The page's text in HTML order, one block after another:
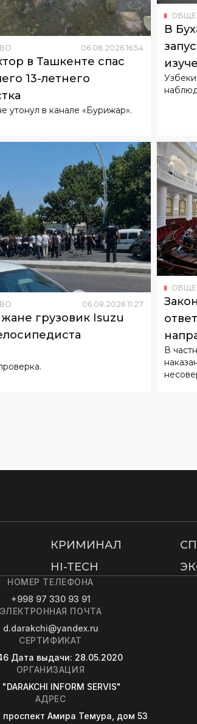
06.08.2026 16:54
в Ташкенте спас
13-летнего
утонул в канале «Бурижар».
В
06.08.2026 11:27
грузовик Isuzu
В
КРИМИНАЛ
HI-TECH
НОМЕР ТЕЛЕФОНА
+998 97 330 93 91
ЭЛЕКТРОННАЯ ПОЧТА
d.darakchi@yandex.ru
СЕРТИФИКАТ
Дата выдачи: 28.05.2020
ОРГАНИЗАЦИЯ
"DARAKCHI INFORM SERVIS"
АДРЕС
проспект Амира Темура, дом 53